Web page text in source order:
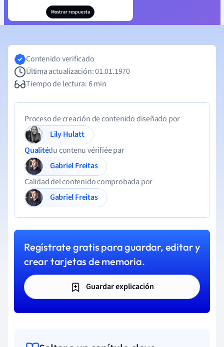
Mostrar respuesta
Contenido verificado
Última actualización: 01.01.1970
Tiempo de lectura: 6 min
Proceso de creación de contenido diseñado por
Lily Hulatt
Qualitédu contenu vérifiée par
Gabriel Freitas
Calidad del contenido comprobada por
Gabriel Freitas
Regístrate gratis para guardar, editar y
crear tarjetas de memoria.
Guardar explicación